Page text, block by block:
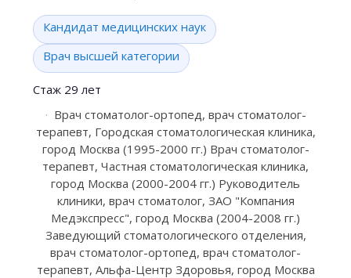
Кандидат медицинских наук
Врач высшей категории
Стаж 29 лет
Врач стоматолог-ортопед, врач стоматолог-
терапевт, Городская стоматологическая клиника,
город Москва (1995-2000 гг.) Врач стоматолог-
терапевт, Частная стоматологическая клиника,
город Москва (2000-2004 гг.) Руководитель
клиники, врач стоматолог, ЗАО "Компания
Медэкспресс", город Москва (2004-2008 гг.)
Заведующий стоматологического отделения,
врач стоматолог-ортопед, врач стоматолог-
терапевт, Альфа-Центр Здоровья, город Москва